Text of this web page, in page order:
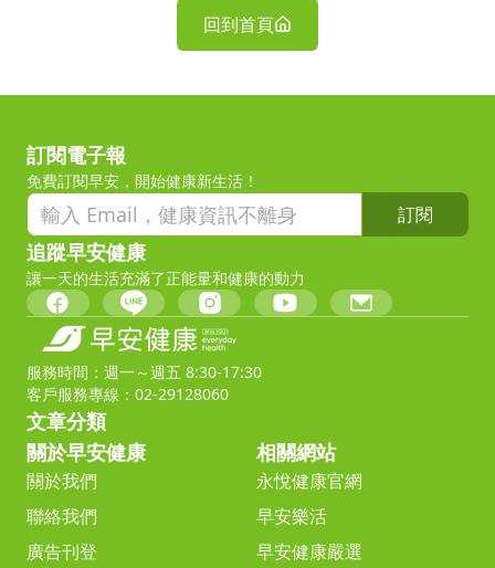
回到首頁
訂閱電子報
免費訂閱早安，開始健康新生活！
訂閱
追蹤早安健康
讓一天的生活充滿了正能量和健康的動力
服務時間：週一～週五 8:30-17:30
客戶服務專線：02-29128060
文章分類
關於早安健康
關於我們
聯絡我們
廣告刊登
相關網站
永悅健康官網
早安樂活
早安健康嚴選